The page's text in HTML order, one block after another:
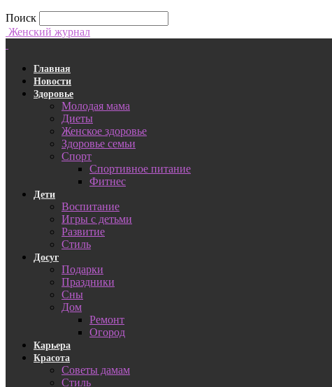
Поиск
Женский журнал
Главная
Новости
Здоровье
Молодая мама
Диеты
Женское здоровье
Здоровье семьи
Спорт
Спортивное питание
Фитнес
Дети
Воспитание
Игры с детьми
Развитие
Стиль
Досуг
Подарки
Праздники
Сны
Дом
Ремонт
Огород
Карьера
Красота
Советы дамам
Стиль